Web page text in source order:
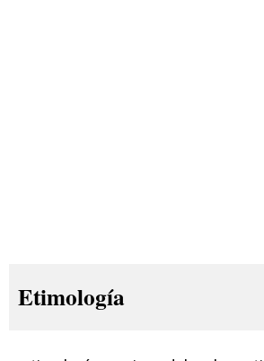
Etimología